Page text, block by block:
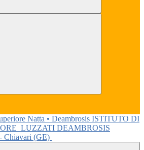
ISTITUTO DI
LUZZATI DEAMBROSIS
Chiavari (GE)